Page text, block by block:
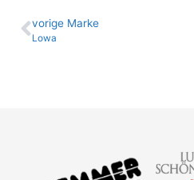
vo­ri­ge Marke
Lowa